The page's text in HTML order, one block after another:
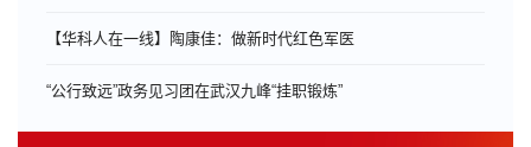
【华科人在一线】陶康佳：做新时代红色军医
“公行致远”政务见习团在武汉九峰“挂职锻炼”